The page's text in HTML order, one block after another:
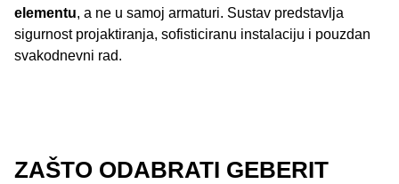
elementu, a ne u samoj armaturi. Sustav predstavlja
sigurnost projaktiranja, sofisticiranu instalaciju i pouzdan
svakodnevni rad.
ZAŠTO ODABRATI GEBERIT